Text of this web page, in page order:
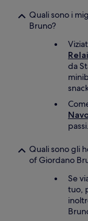
Quali sono i
Bruno?
da
passi.
Quali sono gli
of Giordano
Se
tuo,